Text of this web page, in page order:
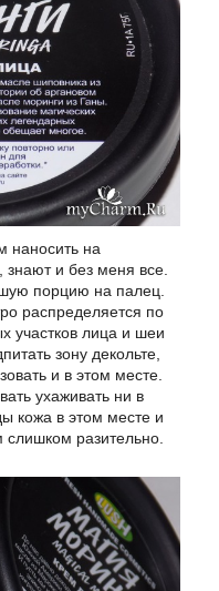
наносить на
и без меня все.
порцию на палец.
распределяется по
участков лица и шеи
зону декольте,
и в этом месте.
ухаживать ни в
кожа в этом месте и
слишком разительно.